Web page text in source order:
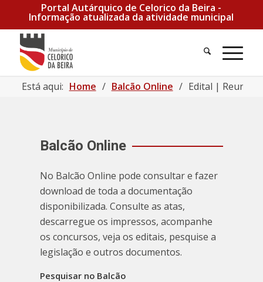
Portal Autárquico de Celorico da Beira -
Informação atualizada da atividade municipal
Pesquisa
Está aqui: Home / Balcão Online / Edital | Reunião
Balcão Online
No Balcão Online pode consultar e fazer
download de toda a documentação
disponibilizada. Consulte as atas,
descarregue os impressos, acompanhe
os concursos, veja os editais, pesquise a
legislação e outros documentos.
Pesquisar no Balcão